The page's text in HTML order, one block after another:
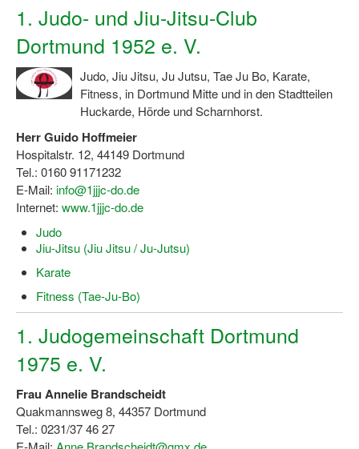
Wassergymnastik / Aqua-Step
Reha-Sportangebote in NRW suchen
Sportjugend
Wir über uns "Leitbild"
Vorstand Sportjugend
Vereinsentwicklung – Zeig dein Profil
Ferienfreizeiten
Sporthelferforum
Kinder- und Jugendqualifizierung
Kinderschutz im Sport
1. Judo- und Jiu-Jitsu-Club
Dortmund 1952 e. V.
Judo, Jiu Jitsu, Ju Jutsu, Tae Ju Bo, Karate,
Fitness, in Dortmund Mitte und in den Stadtteilen
Huckarde, Hörde und Scharnhorst.
Herr Guido Hoffmeier
Hospitalstr. 12, 44149 Dortmund
Tel.: 0160 91171232
E-Mail: info@1jjjc-do.de
Internet: www.1jjjc-do.de
Judo
Jiu-Jitsu (Jiu Jitsu / Ju-Jutsu)
Karate
Fitness (Tae-Ju-Bo)
1. Judogemeinschaft Dortmund
1975 e. V.
Frau Annelie Brandscheidt
Quakmannsweg 8, 44357 Dortmund
Tel.: 0231/37 46 27